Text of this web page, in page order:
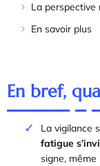
La perspective
En savoir plus
En bref,
La vigilance
fatigue
signe,